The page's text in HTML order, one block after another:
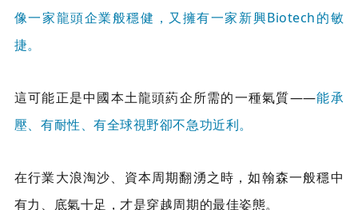
像一家龍頭企業般穩健，又擁有一家新興Biotech的敏
捷。
這可能正是中國本土龍頭葯企所需的一種氣質——能承
壓、有耐性、有全球視野卻不急功近利。
在行業大浪淘沙、資本周期翻湧之時，如翰森一般穩中
有力、底氣十足，才是穿越周期的最佳姿態。